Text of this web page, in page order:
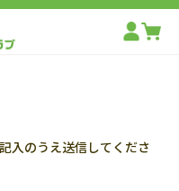
入のうえ送信してくださ